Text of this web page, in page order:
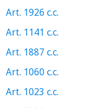
Art. 1926 c.c.
Art. 1141 c.c.
Art. 1887 c.c.
Art. 1060 c.c.
Art. 1023 c.c.